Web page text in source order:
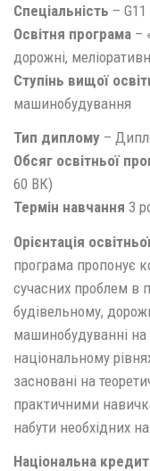
Спеціальність –
Освітня програма –
дорожні,
Ступінь вищої
машинобудування
Тип диплому –
Обсяг освітньої
60 ВК)
Термін навчання 3
Орієнтація
програма пропонує
сучасних проблем в
будівельному,
машинобудуванні на
національному
засновані на
практичними
набути необхідних
Національна